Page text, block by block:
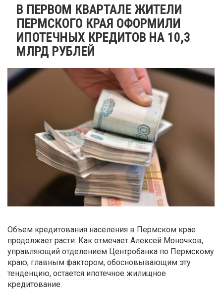
В ПЕРВОМ КВАРТАЛЕ ЖИТЕЛИ
ПЕРМСКОГО КРАЯ ОФОРМИЛИ
ИПОТЕЧНЫХ КРЕДИТОВ НА 10,3
МЛРД РУБЛЕЙ
Объем кредитования населения в Пермском крае
продолжает расти. Как отмечает Алексей Моночков,
управляющий отделением Центробанка по Пермскому
краю, главным фактором, обосновывающим эту
тенденцию, остается ипотечное жилищное
кредитование.